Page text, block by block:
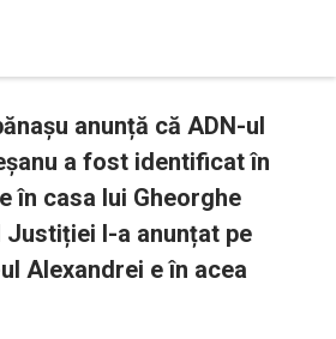
anunță că ADN-ul
a fost identificat în
în casa lui Gheorghe
Justiției l-a anunțat pe
Alexandrei e în acea